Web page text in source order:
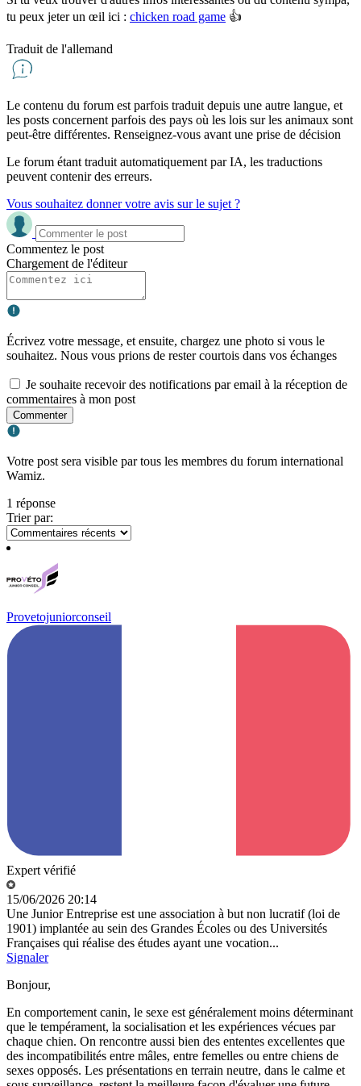
tu peux jeter un œil ici : chicken road game 👍
Traduit de l'allemand
Le contenu du forum est parfois traduit depuis une autre langue, et
les posts concernent parfois des pays où les lois sur les animaux sont
peut-être différentes. Renseignez-vous avant une prise de décision
Le forum étant traduit automatiquement par IA, les traductions
peuvent contenir des erreurs.
Vous souhaitez donner votre avis sur le sujet ?
Commentez le post
Chargement de l'éditeur
Écrivez votre message, et ensuite, chargez une photo si vous le
souhaitez. Nous vous prions de rester courtois dans vos échanges
Je souhaite recevoir des notifications par email à la réception de
commentaires à mon post
Commenter
Votre post sera visible par tous les membres du forum international
Wamiz.
1 réponse
Trier par:
Provetojuniorconseil
Expert vérifié
15/06/2026 20:14
Une Junior Entreprise est une association à but non lucratif (loi de
1901) implantée au sein des Grandes Écoles ou des Universités
Françaises qui réalise des études ayant une vocation...
Signaler
Bonjour,
En comportement canin, le sexe est généralement moins déterminant
que le tempérament, la socialisation et les expériences vécues par
chaque chien. On rencontre aussi bien des ententes excellentes que
des incompatibilités entre mâles, entre femelles ou entre chiens de
sexes opposés. Les présentations en terrain neutre, dans le calme et